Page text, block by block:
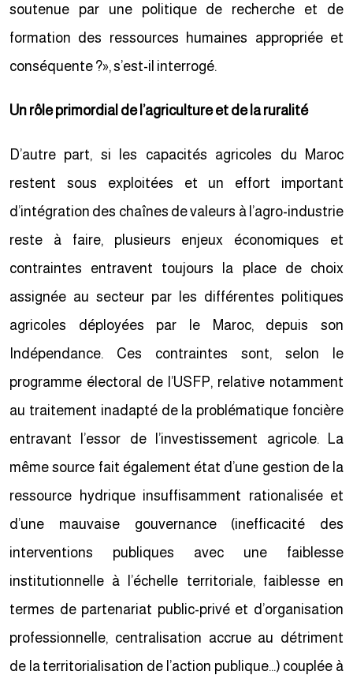
soutenue par une politique de recherche et de
formation des ressources humaines appropriée et
conséquente ?», s’est-il interrogé.
Un rôle primordial de l’agriculture et de la ruralité
D’autre part, si les capacités agricoles du Maroc
restent sous exploitées et un effort important
d’intégration des chaînes de valeurs à l’agro-industrie
reste à faire, plusieurs enjeux économiques et
contraintes entravent toujours la place de choix
assignée au secteur par les différentes politiques
agricoles déployées par le Maroc, depuis son
Indépendance. Ces contraintes sont, selon le
programme électoral de l’USFP, relative notamment
au traitement inadapté de la problématique foncière
entravant l’essor de l’investissement agricole. La
même source fait également état d’une gestion de la
ressource hydrique insuffisamment rationalisée et
d’une mauvaise gouvernance (inefficacité des
interventions publiques avec une faiblesse
institutionnelle à l’échelle territoriale, faiblesse en
termes de partenariat public-privé et d’organisation
professionnelle, centralisation accrue au détriment
de la territorialisation de l’action publique…) couplée à